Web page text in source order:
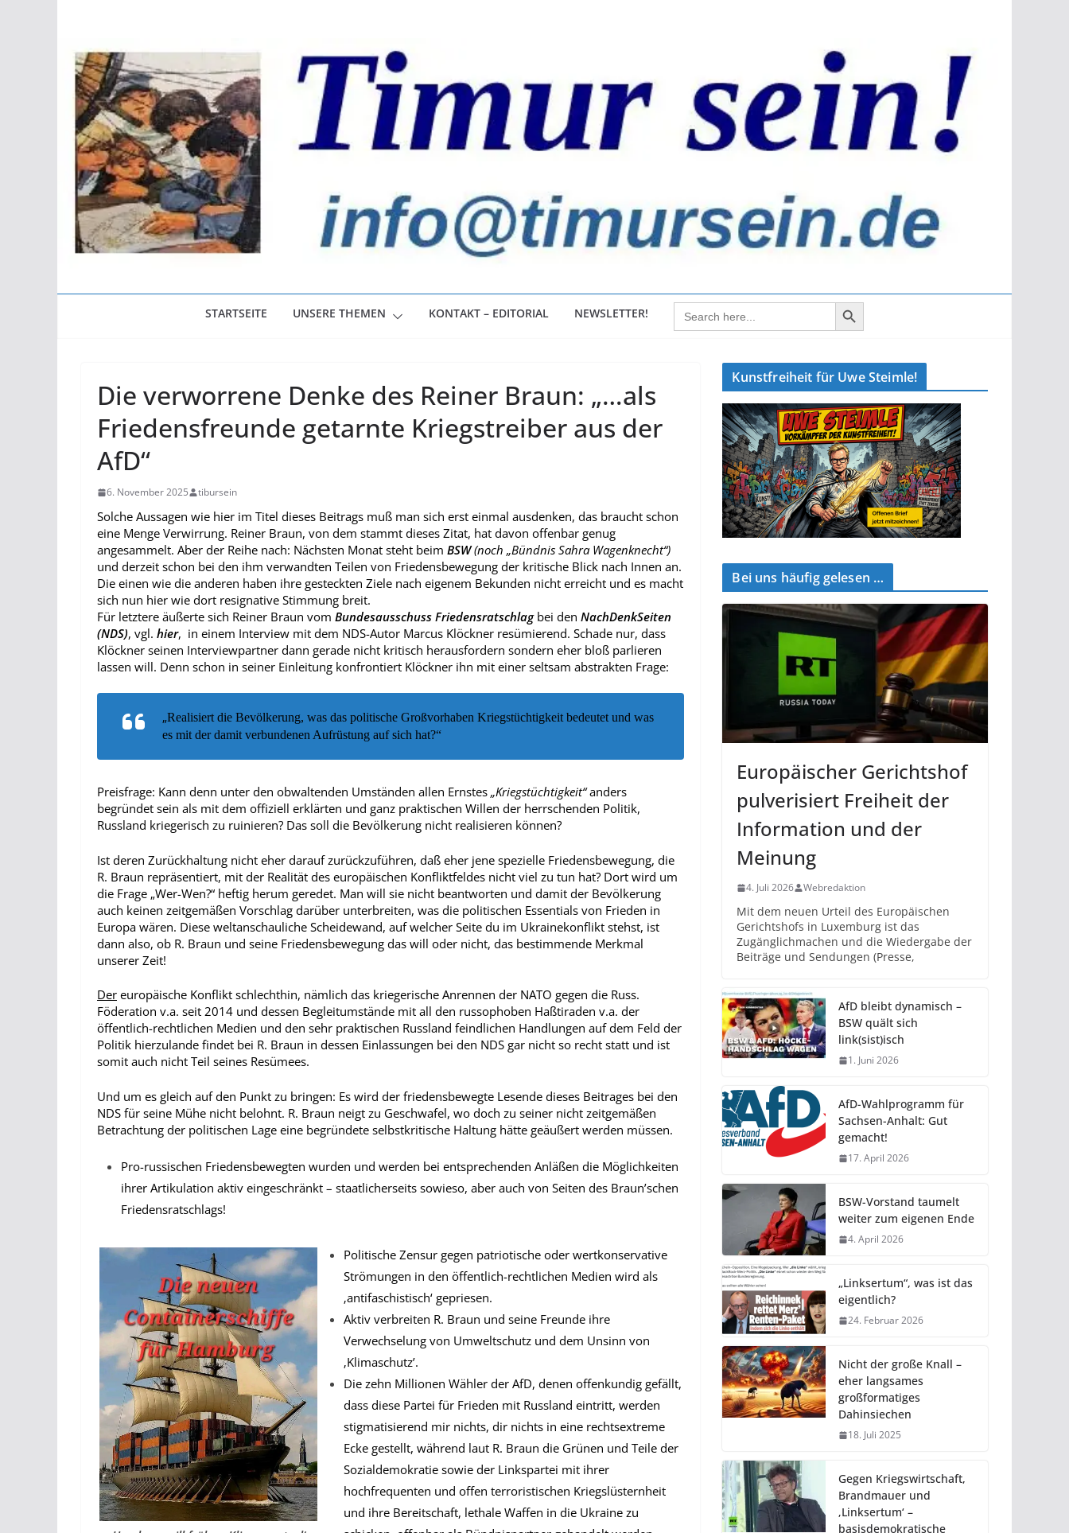
STARTSEITE UNSERE THEMEN KONTAKT – EDITORIAL NEWSLETTER! Search
for:
Search Button
Die verworrene Denke des Reiner Braun: „…als
Friedensfreunde getarnte Kriegstreiber aus der
AfD“
6. November 2025 tibursein
Solche Aussagen wie hier im Titel dieses Beitrags muß man sich erst einmal ausdenken, das braucht schon
eine Menge Verwirrung. Reiner Braun, von dem stammt dieses Zitat, hat davon offenbar genug
angesammelt. Aber der Reihe nach: Nächsten Monat steht beim BSW(noch „Bündnis Sahra Wagenknecht“)
und derzeit schon bei den ihm verwandten Teilen von Friedensbewegung der kritische Blick nach Innen an.
Die einen wie die anderen haben ihre gesteckten Ziele nach eigenem Bekunden nicht erreicht und es macht
sich nun hier wie dort resignative Stimmung breit.
Für letztere äußerte sich Reiner Braun vom Bundesausschuss Friedensratschlagbei den NachDenkSeiten
(NDS), vgl. hier, in einem Interview mit dem NDS-Autor Marcus Klöckner resümierend. Schade nur, dass
Klöckner seinen Interviewpartner dann gerade nicht kritisch herausfordern sondern eher bloß parlieren
lassen will. Denn schon in seiner Einleitung konfrontiert Klöckner ihn mit einer seltsam abstrakten Frage:
„Realisiert die Bevölkerung, was das politische Großvorhaben Kriegstüchtigkeit bedeutet und was
es mit der damit verbundenen Aufrüstung auf sich hat?“
Preisfrage: Kann denn unter den obwaltenden Umständen allen Ernstes „Kriegstüchtigkeit“anders
begründet sein als mit dem offiziell erklärten und ganz praktischen Willen der herrschenden Politik,
Russland kriegerisch zu ruinieren? Das soll die Bevölkerung nicht realisieren können?
Ist deren Zurückhaltung nicht eher darauf zurückzuführen, daß eher jene spezielle Friedensbewegung, die
R. Braun repräsentiert, mit der Realität des europäischen Konfliktfeldes nicht viel zu tun hat? Dort wird um
die Frage „Wer-Wen?“ heftig herum geredet. Man will sie nicht beantworten und damit der Bevölkerung
auch keinen zeitgemäßen Vorschlag darüber unterbreiten, was die politischen Essentials von Frieden in
Europa wären. Diese weltanschauliche Scheidewand, auf welcher Seite du im Ukrainekonflikt stehst, ist
dann also, ob R. Braun und seine Friedensbewegung das will oder nicht, das bestimmende Merkmal
unserer Zeit!
Der europäische Konflikt schlechthin, nämlich das kriegerische Anrennen der NATO gegen die Russ.
Föderation v.a. seit 2014 und dessen Begleitumstände mit all den russophoben Haßtiraden v.a. der
öffentlich-rechtlichen Medien und den sehr praktischen Russland feindlichen Handlungen auf dem Feld der
Politik hierzulande findet bei R. Braun in dessen Einlassungen bei den NDS gar nicht so recht statt und ist
somit auch nicht Teil seines Resümees.
Und um es gleich auf den Punkt zu bringen: Es wird der friedensbewegte Lesende dieses Beitrages bei den
NDS für seine Mühe nicht belohnt. R. Braun neigt zu Geschwafel, wo doch zu seiner nicht zeitgemäßen
Betrachtung der politischen Lage eine begründete selbstkritische Haltung hätte geäußert werden müssen.
Pro-russischen Friedensbewegten wurden und werden bei entsprechenden Anläßen die Möglichkeiten
ihrer Artikulation aktiv eingeschränkt – staatlicherseits sowieso, aber auch von Seiten des Braun’schen
Friedensratschlags!
Politische Zensur gegen patriotische oder wertkonservative
Strömungen in den öffentlich-rechtlichen Medien wird als
‚antifaschistisch‘ gepriesen.
Aktiv verbreiten R. Braun und seine Freunde ihre
Verwechselung von Umweltschutz und dem Unsinn von
‚Klimaschutz’.
Die zehn Millionen Wähler der AfD, denen offenkundig gefällt,
dass diese Partei für Frieden mit Russland eintritt, werden
stigmatisierend mir nichts, dir nichts in eine rechtsextreme
Ecke gestellt, während laut R. Braun die Grünen und Teile der
Sozialdemokratie sowie der Linkspartei mit ihrer
hochfrequenten und offen terroristischen Kriegslüsternheit
und ihre Bereitschaft, lethale Waffen in die Ukraine zu
Kunstfreiheit für Uwe Steimle!
Bei uns häufig gelesen …
Europäischer Gerichtshof
pulverisiert Freiheit der
Information und der
Meinung
4. Juli 2026 Webredaktion
Mit dem neuen Urteil des Europäischen
Gerichtshofs in Luxemburg ist das
Zugänglichmachen und die Wiedergabe der
Beiträge und Sendungen (Presse,
AfD bleibt dynamisch –
BSW quält sich
link(sist)isch
1. Juni 2026
AfD-Wahlprogramm für
Sachsen-Anhalt: Gut
gemacht!
17. April 2026
BSW-Vorstand taumelt
weiter zum eigenen Ende
4. April 2026
„Linksertum“, was ist das
eigentlich?
24. Februar 2026
Nicht der große Knall –
eher langsames
großformatiges
Dahinsiechen
18. Juli 2025
Gegen Kriegswirtschaft,
Brandmauer und
‚Linksertum‘ –
basisdemokratische